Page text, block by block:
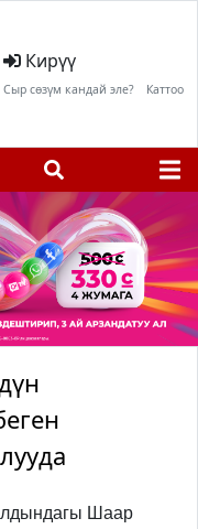
Кирүү
Сыр сөзүм кандай эле? Каттоо
Шаар